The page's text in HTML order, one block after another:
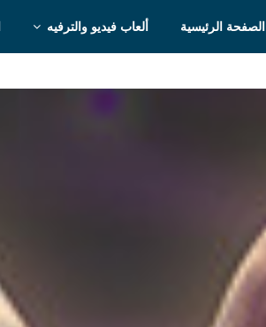
الصفحة الرئيسية ألعاب فيديو والترفيه